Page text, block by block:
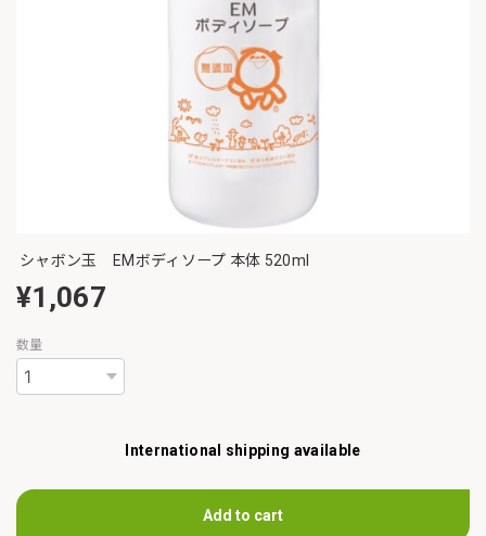
シャボン玉 EMボディソープ 本体 520ml
¥1,067
数量
International shipping available
Add to cart